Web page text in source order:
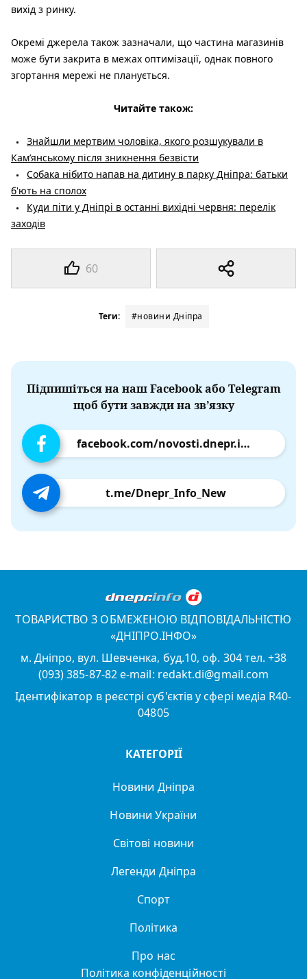
60
вихід з ринку.
Окремі джерела також зазначали, що частина магазинів
може бути закрита в межах оптимізації, однак повного
згортання мережі не планується.
Читайте також:
Знайшли мертвим чоловіка, якого розшукували в
Кам’янському після зникнення безвісти
Собака нібито напав на дитину в парку Дніпра: батьки
б'ють на сполох
Куди піти у Дніпрі в останні вихідні червня: перелік
заходів
Теги: #новини Дніпра
Підпишіться на наш Facebook або Telegram
щоб бути завжди на зв’язку
facebook.com/novosti.dnepr.info
t.me/Dnepr_Info_New
ТОВАРИСТВО З ОБМЕЖЕНОЮ ВІДПОВІДАЛЬНІСТЮ
«ДНІПРО.ІНФО»
м. Дніпро, вул. Шевченка, буд.10, оф. 304 тел. +38
(093) 385-87-82 e-mail: redakt.di@gmail.com
Ідентифікатор в реєстрі суб'єктів у сфері медіа R40-
04805
КАТЕГОРІЇ
Новини Дніпра
Новини України
Світові новини
Легенди Дніпра
Спорт
Політика
Про нас
Політика конфіденційності